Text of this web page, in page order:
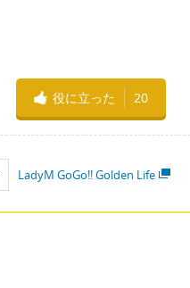
役に立った 20
LadyM GoGo!! Golden Life